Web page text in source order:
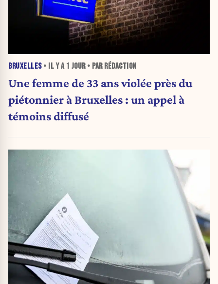
BRUXELLES• IL Y A 1 JOUR• PAR RÉDACTION
Une femme de 33 ans violée près du
piétonnier à Bruxelles : un appel à
témoins diffusé